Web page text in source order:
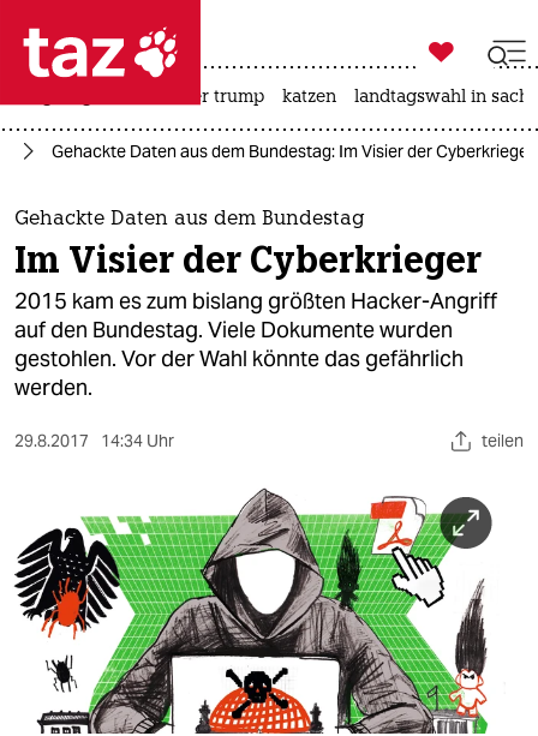
 taz zahl ich
taz zahl ich
themen
politik
öko
gesellschaft
kultur
berlin
nord
wahrheit
verlag

taz zahl ich
usa unter trump katzen landtagswahl in
Gehackte Daten aus dem Bundestag: Im Visier der Cyberkrieger
Gehackte Daten aus dem Bundestag
Im Visier der Cyberkrieger
2015 kam es zum bislang größten Hacker-Angriff
auf den Bundestag. Viele Dokumente wurden
gestohlen. Vor der Wahl könnte das gefährlich
werden.
29.8.2017 14:34 Uhr teilen